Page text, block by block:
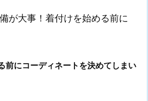
が大事！着付けを始める前に
前にコーディネートを決めてしまい